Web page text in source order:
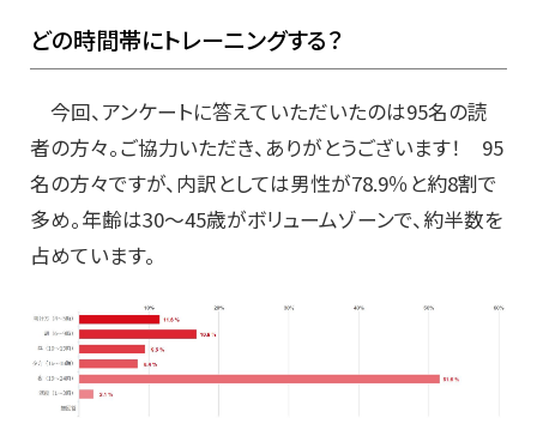
どの時間帯にトレーニングする？
今回、アンケートに答えていただいたのは95名の読
者の方々。ご協力いただき、ありがとうございます！ 95
名の方々ですが、内訳としては男性が78.9％と約8割で
多め。年齢は30～45歳がボリュームゾーンで、約半数を
占めています。